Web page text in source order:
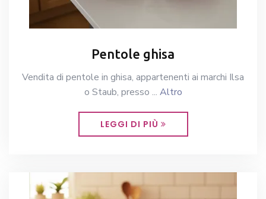
Pentole ghisa
Vendita di pentole in ghisa, appartenenti ai marchi Ilsa
o Staub, presso ... Altro
LEGGI DI PIÙ